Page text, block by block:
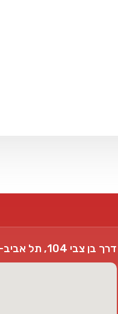
דרך בן צבי 104, תל אביב-יפו